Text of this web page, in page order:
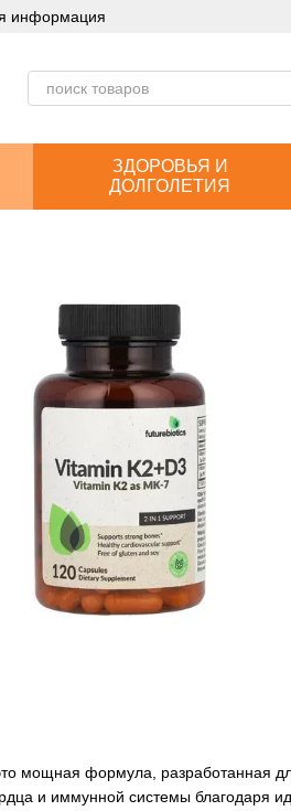
информация
ЗДОРОВЬЯ И
ДОЛГОЛЕТИЯ
мощная формула, разработанная
и иммунной системы благодаря